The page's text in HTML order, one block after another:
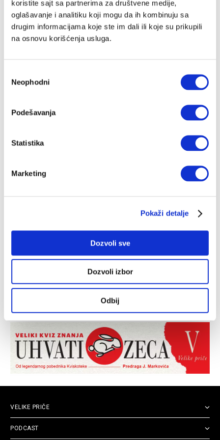
koristite sajt sa partnerima za društvene medije,
oglašavanje i analitiku koji mogu da ih kombinuju sa
drugim informacijama koje ste im dali ili koje su prikupili
na osnovu korišćenja usluga.
сагласности
Neophodni
Podešavanja
Statistika
Marketing
Pokaži detalje
Dozvoli sve
Dozvoli izbor
Odbij
VELIKE PRIČE
PODCAST